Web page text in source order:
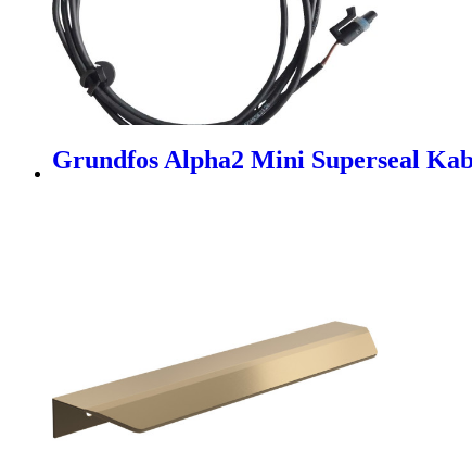
Grundfos Alpha2 Mini Superseal